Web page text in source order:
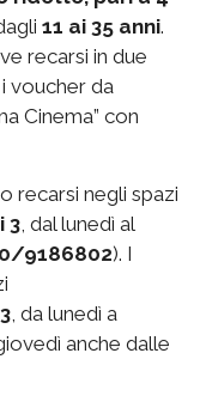
11 ai 35 anni.
recarsi in due
voucher da
Cinema” con
recarsi negli spazi
3, dal lunedì al
9186802). I
, da lunedì a
anche dalle